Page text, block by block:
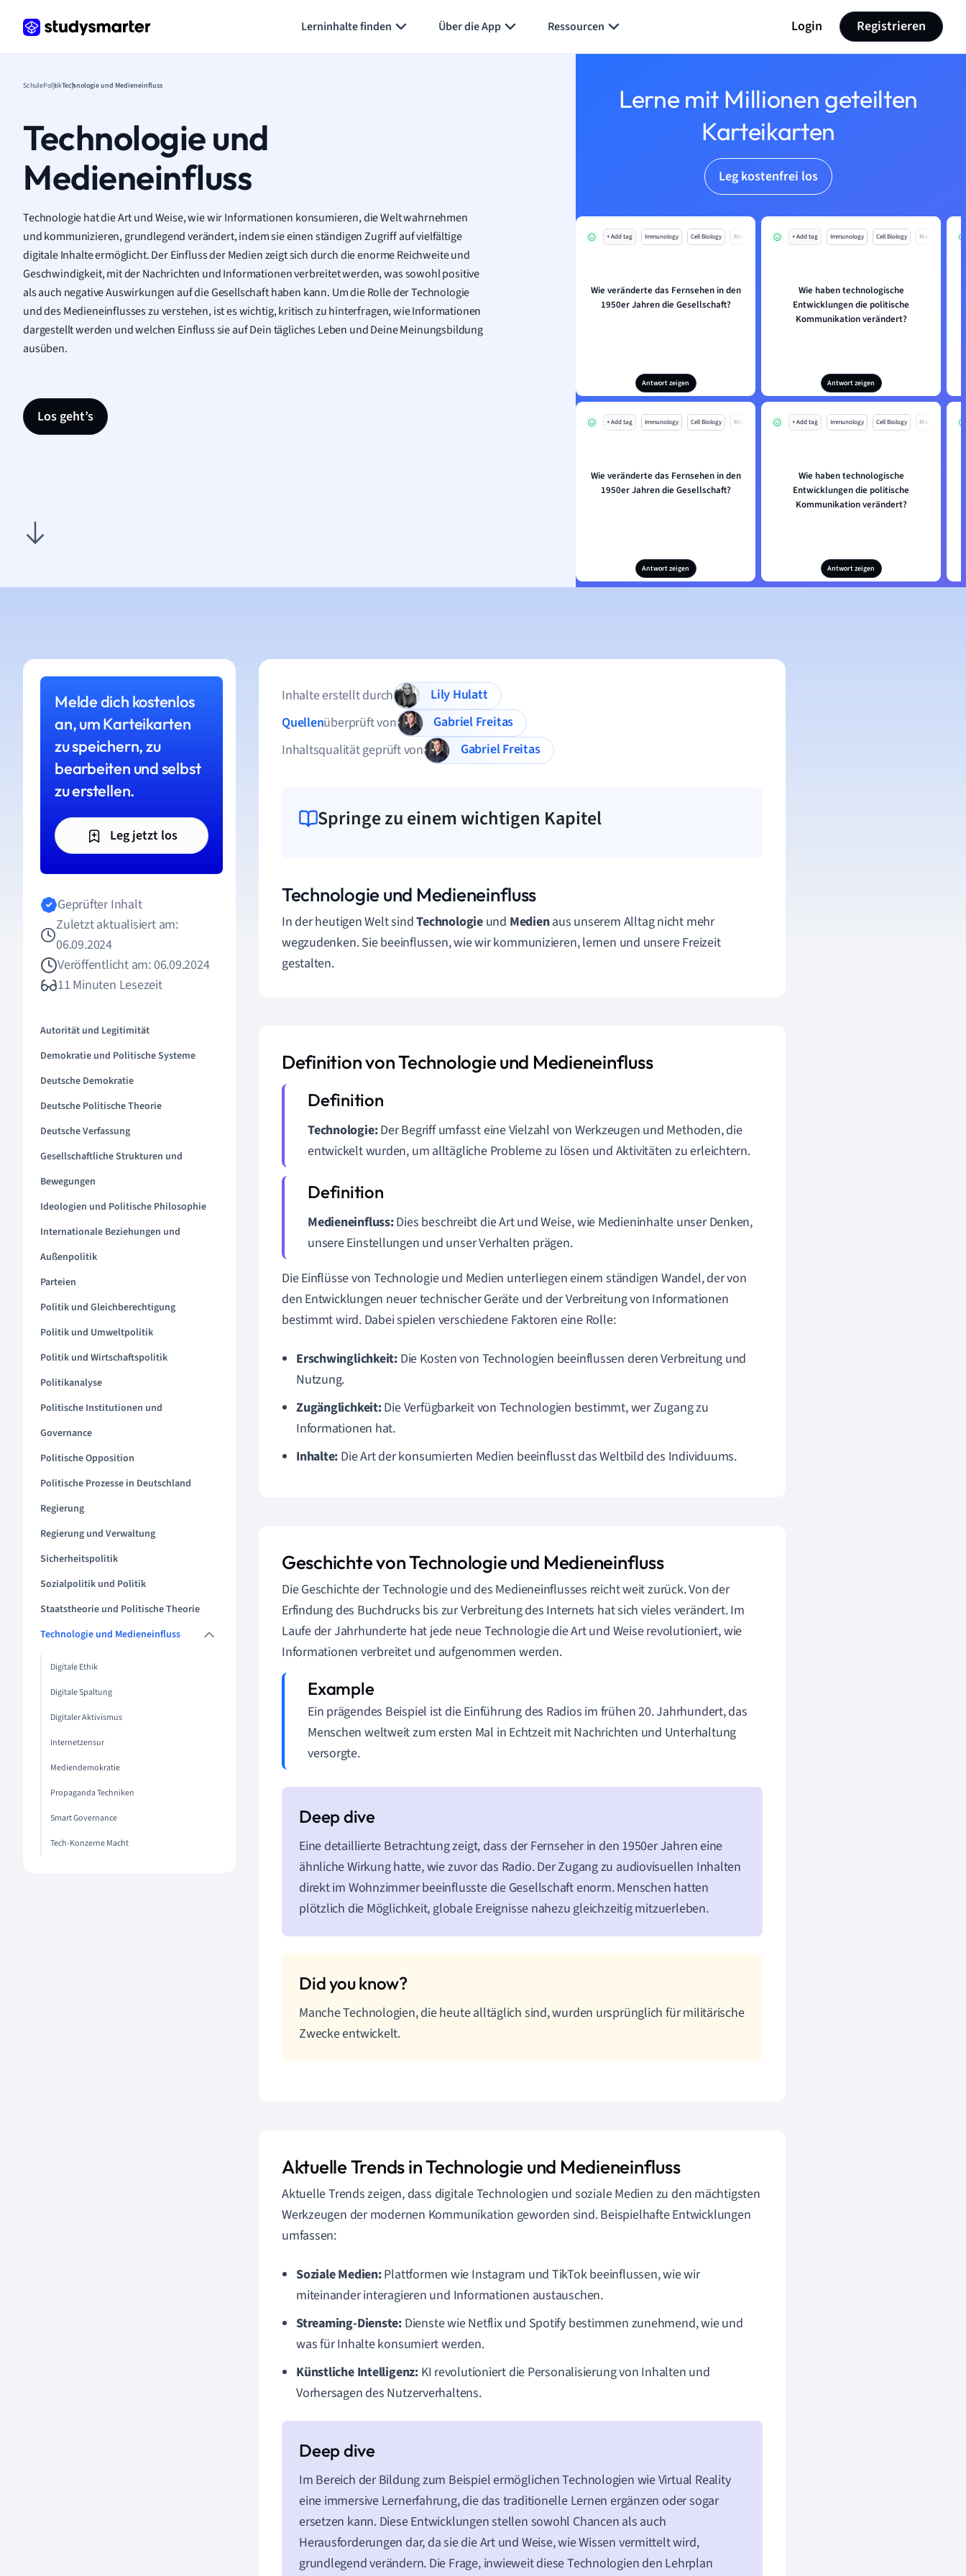
Lerninhalte finden Über die App Ressourcen Login Registrieren
SchulePolitikTechnologie und Medieneinfluss
Technologie und
Medieneinfluss
Technologie hat die Art und Weise, wie wir Informationen konsumieren, die Welt wahrnehmen
und kommunizieren, grundlegend verändert, indem sie einen ständigen Zugriff auf vielfältige
digitale Inhalte ermöglicht. Der Einfluss der Medien zeigt sich durch die enorme Reichweite und
Geschwindigkeit, mit der Nachrichten und Informationen verbreitet werden, was sowohl positive
als auch negative Auswirkungen auf die Gesellschaft haben kann. Um die Rolle der Technologie
und des Medieneinflusses zu verstehen, ist es wichtig, kritisch zu hinterfragen, wie Informationen
dargestellt werden und welchen Einfluss sie auf Dein tägliches Leben und Deine Meinungsbildung
ausüben.
Los geht’s
Lerne mit Millionen geteilten
Karteikarten
Leg kostenfrei los
+ Add tag Immunology Cell Biology Mo
Wie veränderte das Fernsehen in den
1950er Jahren die Gesellschaft?
Antwort zeigen
+ Add tag Immunology Cell Biology Mo
Wie haben technologische
Entwicklungen die politische
Kommunikation verändert?
Antwort zeigen
+ Add tag Immunology Cell Biology Mo
Wie veränderte das Fernsehen in den
1950er Jahren die Gesellschaft?
Antwort zeigen
+ Add tag Immunology Cell Biology Mo
Wie haben technologische
Entwicklungen die politische
Kommunikation verändert?
Antwort zeigen
Melde dich kostenlos
an, um Karteikarten
zu speichern, zu
bearbeiten und selbst
zu erstellen.
Leg jetzt los
Geprüfter Inhalt
Zuletzt aktualisiert am:
06.09.2024
Veröffentlicht am: 06.09.2024
11 Minuten Lesezeit
Autorität und Legitimität
Demokratie und Politische Systeme
Deutsche Demokratie
Deutsche Politische Theorie
Deutsche Verfassung
Gesellschaftliche Strukturen und
Bewegungen
Ideologien und Politische Philosophie
Internationale Beziehungen und
Außenpolitik
Parteien
Politik und Gleichberechtigung
Politik und Umweltpolitik
Politik und Wirtschaftspolitik
Politikanalyse
Politische Institutionen und
Governance
Politische Opposition
Politische Prozesse in Deutschland
Regierung
Regierung und Verwaltung
Sicherheitspolitik
Sozialpolitik und Politik
Staatstheorie und Politische Theorie
Technologie und Medieneinfluss
Digitale Ethik
Digitale Spaltung
Digitaler Aktivismus
Internetzensur
Mediendemokratie
Propaganda Techniken
Smart Governance
Tech-Konzerne Macht
Inhalte erstellt durch
Lily Hulatt
Quellenüberprüft von
Gabriel Freitas
Inhaltsqualität geprüft von
Gabriel Freitas
Springe zu einem wichtigen Kapitel
Technologie und Medieneinfluss
In der heutigen Welt sindTechnologieund Medienaus unserem Alltag nicht mehr
wegzudenken. Sie beeinflussen, wie wir kommunizieren, lernen und unsere Freizeit
gestalten.
Definition von Technologie und Medieneinfluss
Technologie:Der Begriff umfasst eine Vielzahl von Werkzeugen und Methoden, die
entwickelt wurden, um alltägliche Probleme zu lösen und Aktivitäten zu erleichtern.
Medieneinfluss:Dies beschreibt die Art und Weise, wie Medieninhalte unser Denken,
unsere Einstellungen und unser Verhalten prägen.
Die Einflüsse von Technologie und Medien unterliegen einem ständigen Wandel, der von
den Entwicklungen neuer technischer Geräte und der Verbreitung von Informationen
bestimmt wird. Dabei spielen verschiedene Faktoren eine Rolle:
Erschwinglichkeit: Die Kosten von Technologien beeinflussen deren Verbreitung und
Nutzung.
Zugänglichkeit:Die Verfügbarkeit von Technologien bestimmt, wer Zugang zu
Informationen hat.
Inhalte: Die Art der konsumierten Medien beeinflusst das Weltbild des Individuums.
Geschichte von Technologie und Medieneinfluss
Die Geschichte der Technologie und des Medieneinflusses reicht weit zurück. Von der
Erfindung des Buchdrucks bis zur Verbreitung des Internets hat sich vieles verändert. Im
Laufe der Jahrhunderte hat jede neue Technologie die Art und Weise revolutioniert, wie
Informationen verbreitet und aufgenommen werden.
Ein prägendes Beispiel ist die Einführung des Radios im frühen 20. Jahrhundert, das
Menschen weltweit zum ersten Mal in Echtzeit mit Nachrichten und Unterhaltung
versorgte.
Eine detaillierte Betrachtung zeigt, dass der Fernseher in den 1950er Jahren eine
ähnliche Wirkung hatte, wie zuvor das Radio. Der Zugang zu audiovisuellen Inhalten
direkt im Wohnzimmer beeinflusste die Gesellschaft enorm. Menschen hatten
plötzlich die Möglichkeit, globale Ereignisse nahezu gleichzeitig mitzuerleben.
Manche Technologien, die heute alltäglich sind, wurden ursprünglich für militärische
Zwecke entwickelt.
Aktuelle Trends in Technologie und Medieneinfluss
Aktuelle Trends zeigen, dass digitale Technologien und soziale Medien zu den mächtigsten
Werkzeugen der modernen Kommunikation geworden sind. Beispielhafte Entwicklungen
umfassen:
Soziale Medien:Plattformen wie Instagram und TikTok beeinflussen, wie wir
miteinander interagieren und Informationen austauschen.
Streaming-Dienste: Dienste wie Netflix und Spotify bestimmen zunehmend, wie und
was für Inhalte konsumiert werden.
Künstliche Intelligenz:KI revolutioniert die Personalisierung von Inhalten und
Vorhersagen des Nutzerverhaltens.
Im Bereich der Bildung zum Beispiel ermöglichen Technologien wie Virtual Reality
eine immersive Lernerfahrung, die das traditionelle Lernen ergänzen oder sogar
ersetzen kann. Diese Entwicklungen stellen sowohl Chancen als auch
Herausforderungen dar, da sie die Art und Weise, wie Wissen vermittelt wird,
grundlegend verändern. Die Frage, inwieweit diese Technologien den Lehrplan